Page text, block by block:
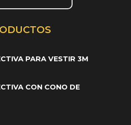
PARA VESTIR 3M
CON CONO DE